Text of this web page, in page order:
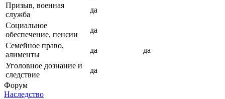
Призыв, военная
служба
да
Социальное
обеспечение, пенсии
да
Семейное право,
алименты
да
да
Уголовное дознание и
следствие
да
Форум
Наследство